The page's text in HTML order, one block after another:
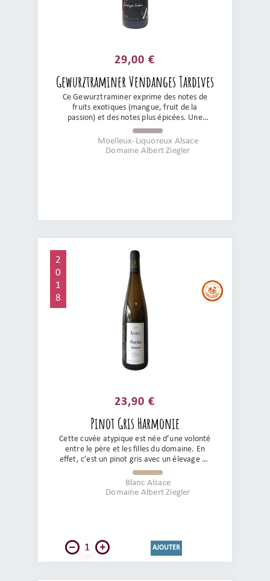
29,00 €
Gewurztraminer Vendanges Tardives
Ce Gewurztraminer exprime des notes de
fruits exotiques (mangue, fruit de la
passion) et des notes plus épicées. Une
gourmandise et un vin d'une structure
exemplaire avec une longueur interminable
et une finale sur des notes de raisins de
Moelleux-Liquoreux Alsace
Domaine Albert Ziegler
2
0
1
8
23,90 €
Pinot Gris Harmonie
Cette cuvée atypique est née d’une volonté
entre le père et les filles du domaine. En
effet, c’est un pinot gris avec un élevage de
6 mois en barriques. Fruité avec des
arômes fumés typiques du cépage, des
notes vanillées et boisées, c'est un flacon
Blanc Alsace
Domaine Albert Ziegler
AJOUTER